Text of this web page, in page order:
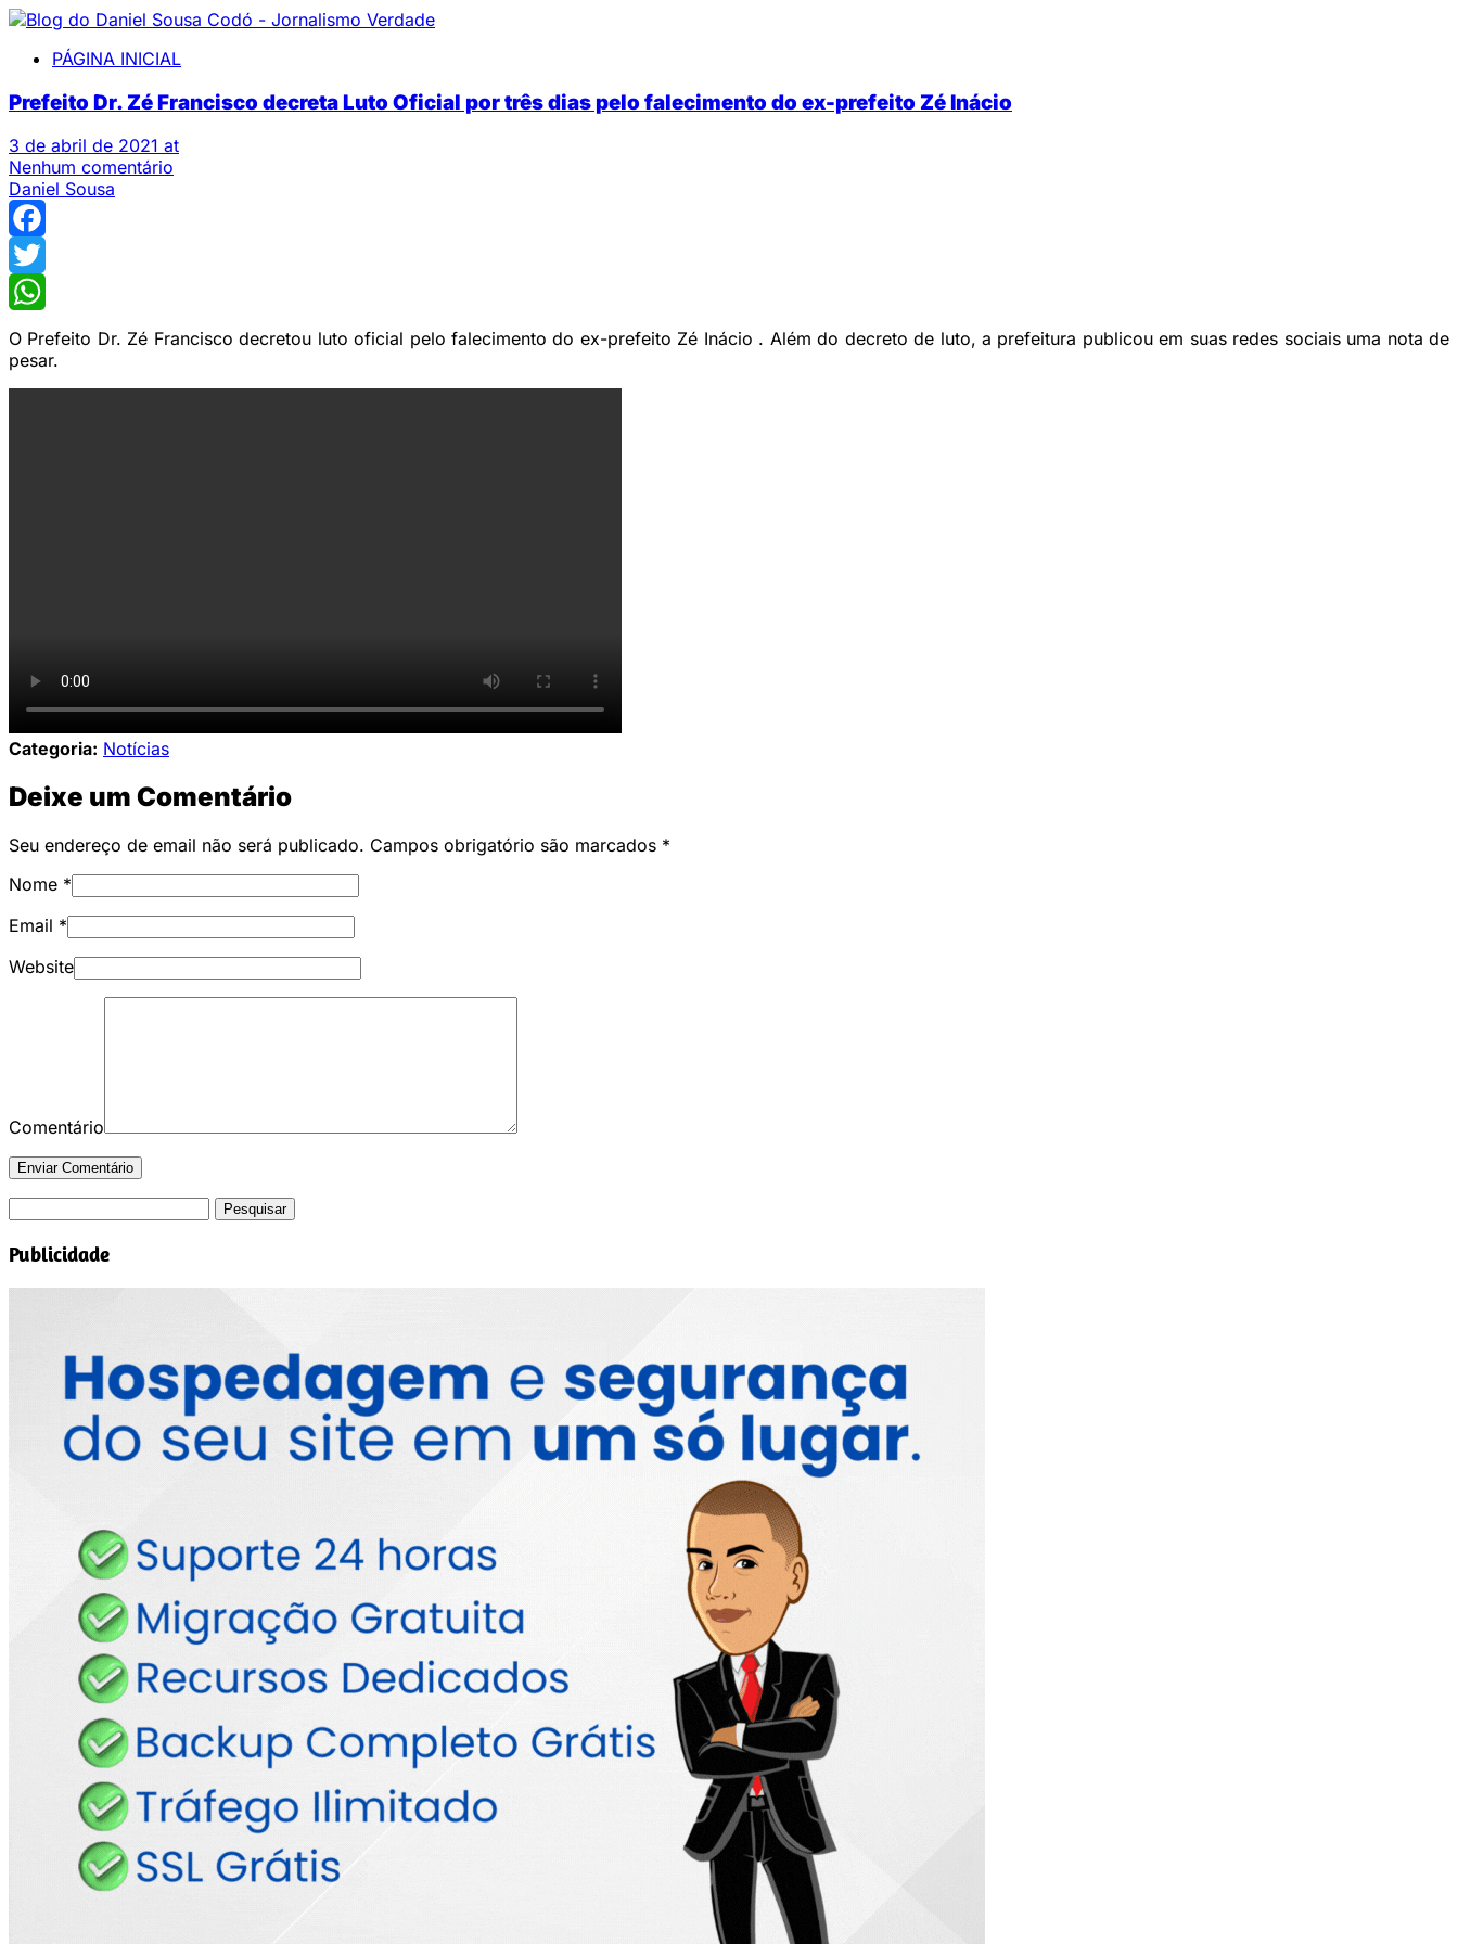
PÁGINA INICIAL
Prefeito Dr. Zé Francisco decreta Luto Oficial por três dias pelo falecimento do ex-prefeito Zé Inácio
3 de abril de 2021 at
Nenhum comentário
Daniel Sousa
Facebook
Twitter
WhatsApp
O Prefeito Dr. Zé Francisco decretou luto oficial pelo falecimento do ex-prefeito Zé Inácio . Além do decreto de luto, a prefeitura publicou em suas redes sociais uma nota de
pesar.
Categoria: Notícias
Deixe um Comentário
Seu endereço de email não será publicado. Campos obrigatório são marcados *
Nome *
Email *
Website
Comentário
Publicidade